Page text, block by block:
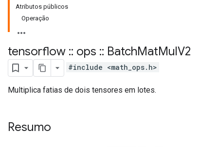
Atributos públicos
Operação
tensorflow :: ops :: BatchMatMulV2
#include <math_ops.h>
Multiplica fatias de dois tensores em lotes.
Resumo